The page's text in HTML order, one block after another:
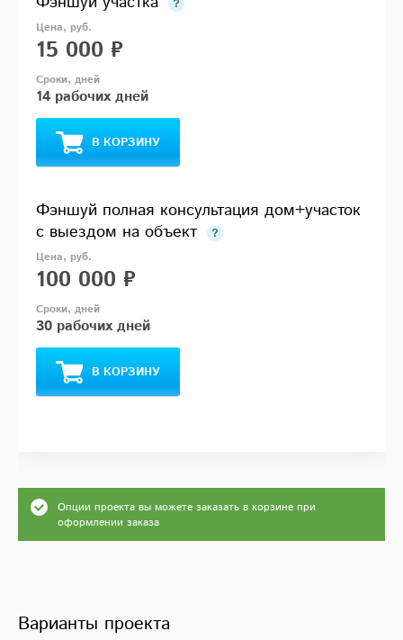
15 000 ₽
14 рабочих дней
В КОРЗИНУ
Фэншуй полная консультация дом+участок
с выездом на объект
100 000 ₽
30 рабочих дней
В КОРЗИНУ
Опции проекта вы можете заказать в корзине при
оформлении заказа
Варианты проекта